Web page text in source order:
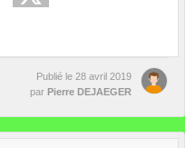
Publié le 28 avril 2019
par Pierre DEJAEGER